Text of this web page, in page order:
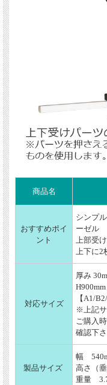
商品名
おすすめポイ
ント
シンプ
ーゼル
上部受
上下に2
対応サイズ
厚み
【A1/
※上記サ
ご購入
確認下さ
製品サイズ
幅
高さ（
重量